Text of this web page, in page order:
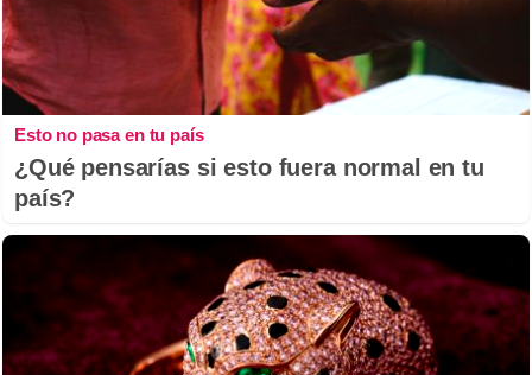
Esto no pasa en tu país
¿Qué pensarías si esto fuera normal en tu
país?